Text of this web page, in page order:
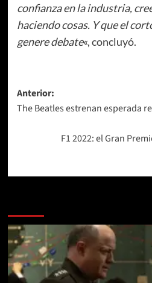
confianza en la industria,
haciendo cosas. Y que el
genere debate«, concluyó.
Navegación
de
entradas
Anterior:
The Beatles estrenan esperada
F1 2022: el Gran